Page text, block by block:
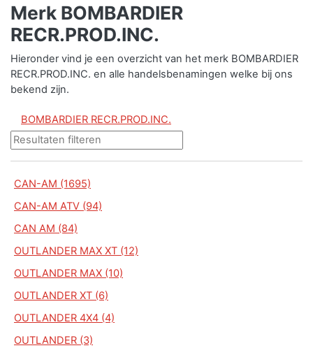
Merk BOMBARDIER
RECR.PROD.INC.
Hieronder vind je een overzicht van het merk BOMBARDIER
RECR.PROD.INC. en alle handelsbenamingen welke bij ons
bekend zijn.
BOMBARDIER RECR.PROD.INC.
CAN-AM (1695)
CAN-AM ATV (94)
CAN AM (84)
OUTLANDER MAX XT (12)
OUTLANDER MAX (10)
OUTLANDER XT (6)
OUTLANDER 4X4 (4)
OUTLANDER (3)